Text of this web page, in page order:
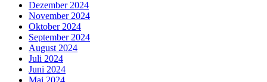
Dezember 2024
November 2024
Oktober 2024
September 2024
August 2024
Juli 2024
Juni 2024
Mai 2024